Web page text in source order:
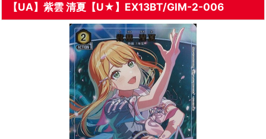
【UA】紫雲 清夏【U★】EX13BT/GIM-2-006